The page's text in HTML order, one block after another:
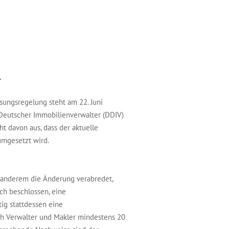
steht am 22. Juni
Immobilienverwalter (DDIV)
davon aus, dass der aktuelle
wird.
die Änderung verabredet,
beschlossen, eine
stattdessen eine
Verwalter und Makler mindestens 20